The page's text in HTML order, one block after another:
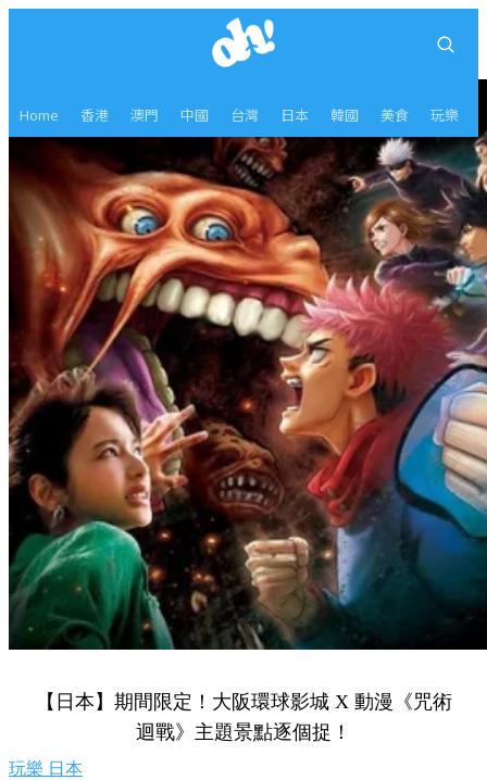
Home 香港 澳門 中國 台灣 日本 韓國 美食 玩樂
【日本】期間限定！大阪環球影城 X 動漫《咒術
迴戰》主題景點逐個捉！
玩樂 日本